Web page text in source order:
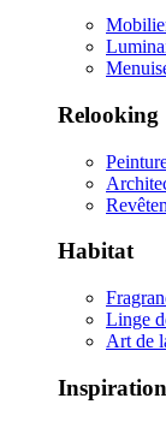
Relooking
Habitat
Linge
Art de
Inspiration